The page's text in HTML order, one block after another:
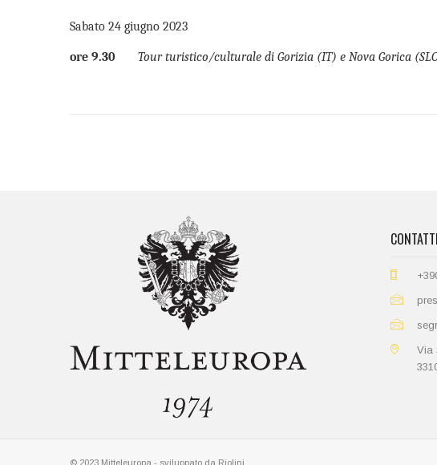
Sabato 24 giugno 2023
ore 9.30 Tour turistico/culturale di Gorizia (IT) e Nova Gorica
CONTATTI
Via
© 2023 Mitteleuropa - sviluppato da Riolini